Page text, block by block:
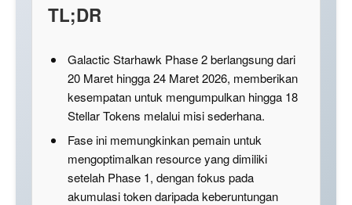
TL;DR
Galactic Starhawk Phase 2 berlangsung dari
20 Maret hingga 24 Maret 2026, memberikan
kesempatan untuk mengumpulkan hingga 18
Stellar Tokens melalui misi sederhana.
Fase ini memungkinkan pemain untuk
mengoptimalkan resource yang dimiliki
setelah Phase 1, dengan fokus pada
akumulasi token daripada keberuntungan